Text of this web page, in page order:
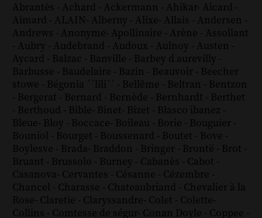
Abrantès - Achard - Ackermann - Ahikar- Aicard -
Aimard - ALAIN- Alberny - Alixe- Allais - Andersen -
Andrews - Anonyme- Apollinaire - Arène - Assollant
- Aubry - Audebrand - Audoux - Aulnoy - Austen -
Aycard - Balzac - Banville - Barbey d aurevilly -
Barbusse - Baudelaire - Bazin - Beauvoir - Beecher
stowe - Bégonia ´´lili´´ - Bellême - Beltran - Bentzon
- Bergerat - Bernard - Bernède - Bernhardt - Berthet
- Berthoud - Bible- Binet- Bizet - Blasco ibanez -
Bleue- Bloy - Boccace- Boileau - Borie - Bouguier -
Bouniol - Bourget - Boussenard - Boutet - Bove -
Boylesve - Brada- Braddon - Bringer - Brontë - Brot -
Bruant - Brussolo - Burney - Cabanès - Cabot -
Casanova- Cervantes - Césanne - Cézembre -
Chancel - Charasse - Chateaubriand - Chevalier à la
Rose- Claretie - Claryssandre- Colet - Colette-
Collins - Comtesse de ségur- Conan Doyle - Coppee -